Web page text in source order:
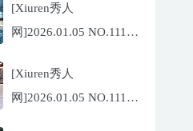
Bella[69P/586.39MB]
[Xiuren秀人
网]2026.01.05 NO.11193
lrene[69P/933.33MB]
[Xiuren秀人
网]2026.01.05 NO.11192